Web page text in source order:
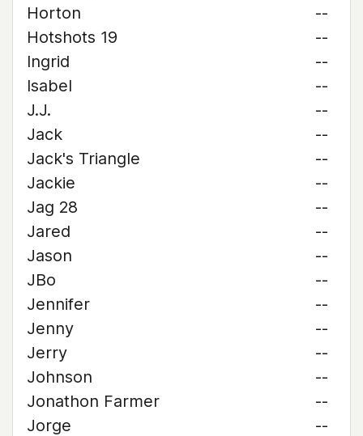
Horton
--
Hotshots 19
--
Ingrid
--
Isabel
--
J.J.
--
Jack
--
Jack's Triangle
--
Jackie
--
Jag 28
--
Jared
--
Jason
--
JBo
--
Jennifer
--
Jenny
--
Jerry
--
Johnson
--
Jonathon Farmer
--
Jorge
--